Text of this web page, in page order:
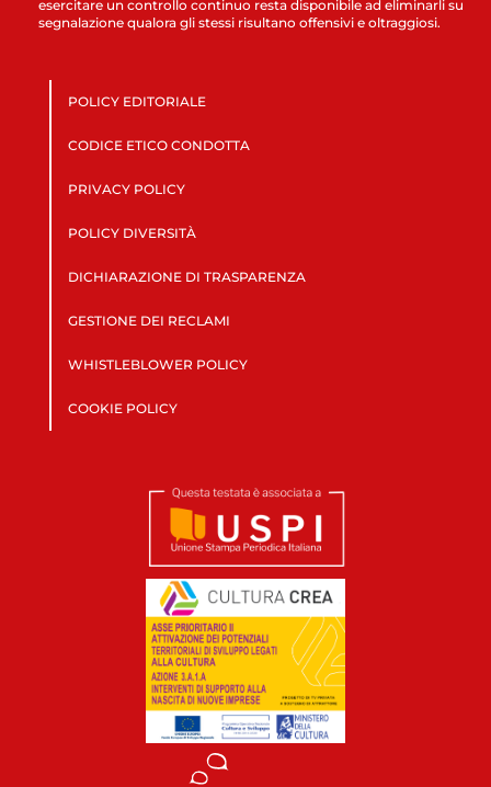
esercitare un controllo continuo resta disponibile ad eliminarli su
segnalazione qualora gli stessi risultano offensivi e oltraggiosi.
POLICY EDITORIALE
CODICE ETICO CONDOTTA
PRIVACY POLICY
POLICY DIVERSITÀ
DICHIARAZIONE DI TRASPARENZA
GESTIONE DEI RECLAMI
WHISTLEBLOWER POLICY
COOKIE POLICY